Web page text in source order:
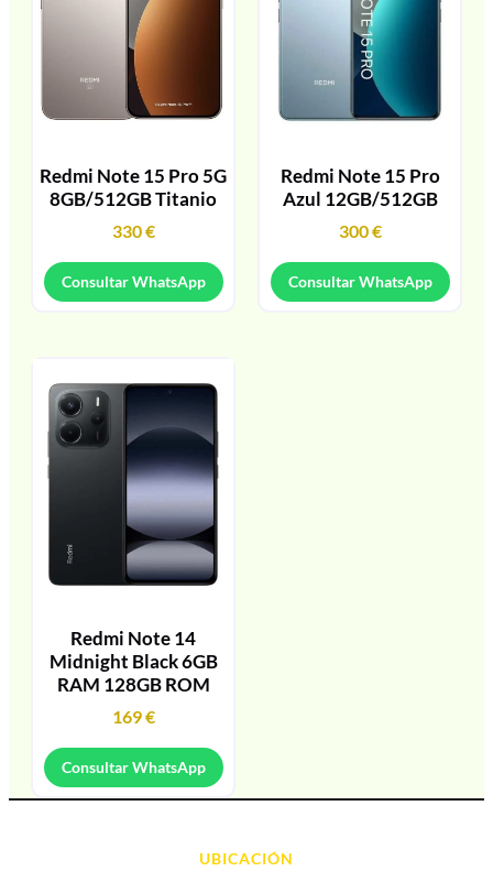
Redmi Note 15 Pro 5G
8GB/512GB Titanio
330€
Consultar WhatsApp
Redmi Note 15 Pro
Azul 12GB/512GB
300€
Consultar WhatsApp
Redmi Note 14
Midnight Black 6GB
RAM 128GB ROM
169€
Consultar WhatsApp
UBICACIÓN